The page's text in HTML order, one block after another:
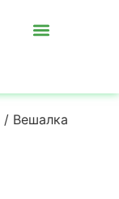
/ Вешалка